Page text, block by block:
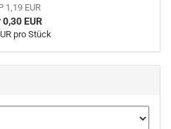
1,19 EUR
0,30 EUR
pro Stück